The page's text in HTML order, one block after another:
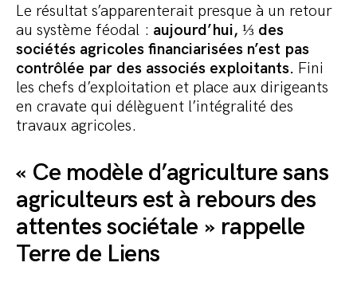
Le résultat s’apparenterait presque à un retour
au système féodal : aujourd’hui, ⅓ des
sociétés agricoles financiarisées n’est pas
contrôlée par des associés exploitants. Fini
les chefs d’exploitation et place aux dirigeants
en cravate qui délèguent l’intégralité des
travaux agricoles.
« Ce modèle d’agriculture sans
agriculteurs est à rebours des
attentes sociétale » rappelle
Terre de Liens